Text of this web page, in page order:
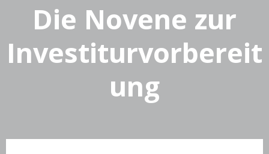
Die Novene zur
Investiturvorbereit
ung